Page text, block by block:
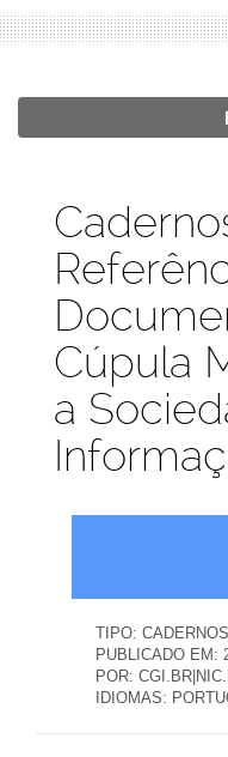
Cúpula
a
TIPO:
PUBLICADO EM:
POR:
IDIOMAS: